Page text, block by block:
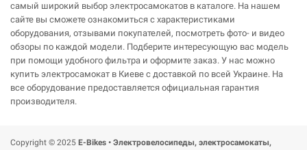
самый широкий выбор электросамокатов в каталоге. На нашем
сайте вы сможете ознакомиться с характеристиками
оборудования, отзывами покупателей, посмотреть фото- и видео
обзоры по каждой модели. Подберите интересующую вас модель
при помощи удобного фильтра и оформите заказ. У нас можно
купить электросамокат в Киеве с доставкой по всей Украине. На
все оборудование предоставляется официальная гарантия
производителя.
Copyright © 2025 E-Bikes • Электровелосипеды, электросамокаты,